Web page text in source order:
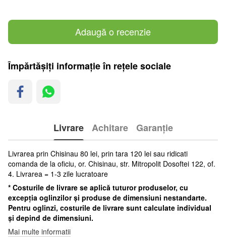
Adaugă o recenzie
Împărtășiți informație în rețele sociale
Livrare Achitare Garanție
Livrarea prin Chisinau 80 lei, prin tara 120 lei sau ridicati
comanda de la oficiu, or. Chisinau, str. Mitropolit Dosoftei 122, of.
4. Livrarea = 1-3 zile lucratoare
* Costurile de livrare se aplică tuturor produselor, cu
excepția oglinzilor și produse de dimensiuni nestandarte.
Pentru oglinzi, costurile de livrare sunt calculate individual
și depind de dimensiuni.
Mai multe informatii